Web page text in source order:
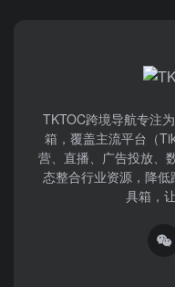
TKTOC跨境导航​专注
箱，覆盖主流平台（
营、直播、广告投放、
态整合行业资源，降
具箱，